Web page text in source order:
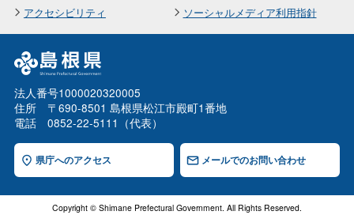
アクセシビリティ
ソーシャルメディア利用指針
法人番号1000020320005
住所 〒690-8501 島根県松江市殿町1番地
電話 0852-22-5111（代表）
県庁へのアクセス メールでのお問い合わせ
Copyright © Shimane Prefectural Government. All Rights Reserved.